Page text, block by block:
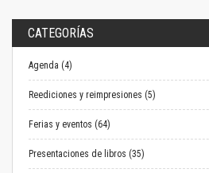
CATEGORÍAS
Agenda (4)
Reediciones y reimpresiones (5)
Ferias y eventos (64)
Presentaciones de libros (35)